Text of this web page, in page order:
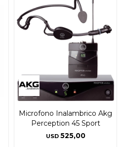
Microfono Inalambrico Akg
Perception 45 Sport
USD 525,00